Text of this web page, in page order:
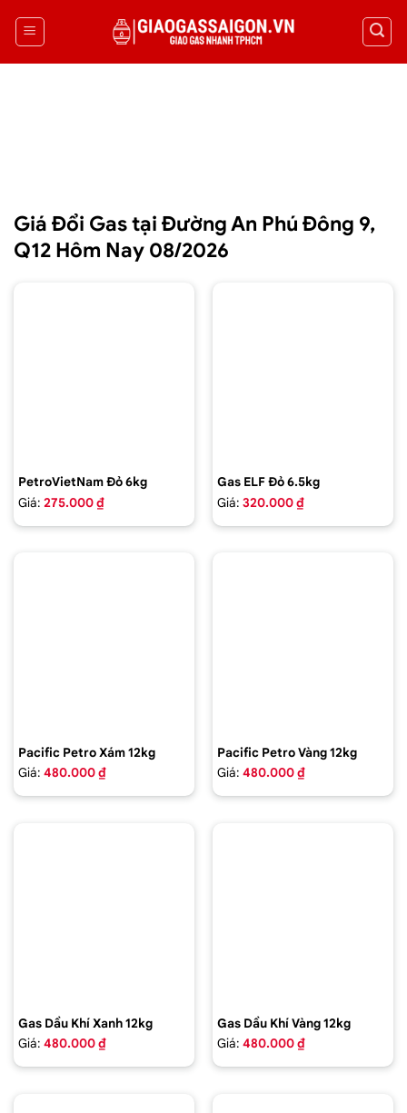
Giá Đổi Gas tại Đường An Phú Đông 9,
Q12 Hôm Nay 08/2026
PetroVietNam Đỏ 6kg
Giá: 275.000 ₫
Gas ELF Đỏ 6.5kg
Giá: 320.000 ₫
Pacific Petro Xám 12kg
Giá: 480.000 ₫
Pacific Petro Vàng 12kg
Giá: 480.000 ₫
Gas Dầu Khí Xanh 12kg
Giá: 480.000 ₫
Gas Dầu Khí Vàng 12kg
Giá: 480.000 ₫